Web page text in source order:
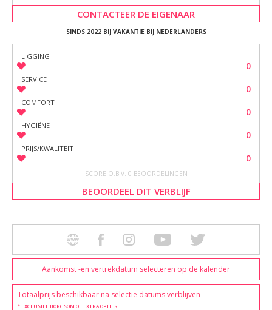
Aankomst -en vertrekdatum selecteren op de kalender
Totaalprijs beschikbaar na selectie datums verblijven
* EXCLUSIEF BORGSOM OF EXTRA OPTIES
CONTACTEER DE EIGENAAR
SINDS 2022 BIJ VAKANTIE BIJ NEDERLANDERS
LIGGING
0
SERVICE
0
COMFORT
0
HYGIËNE
0
PRIJS/KWALITEIT
0
SCORE O.B.V. 0 BEOORDELINGEN
BEOORDEEL DIT VERBLIJF